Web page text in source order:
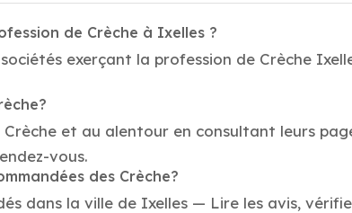
de Crèche à Ixelles ?
exerçant la profession de Crèche
et au alentour en consultant leurs
vous.
des Crèche?
dans la ville de Ixelles — Lire les avis,